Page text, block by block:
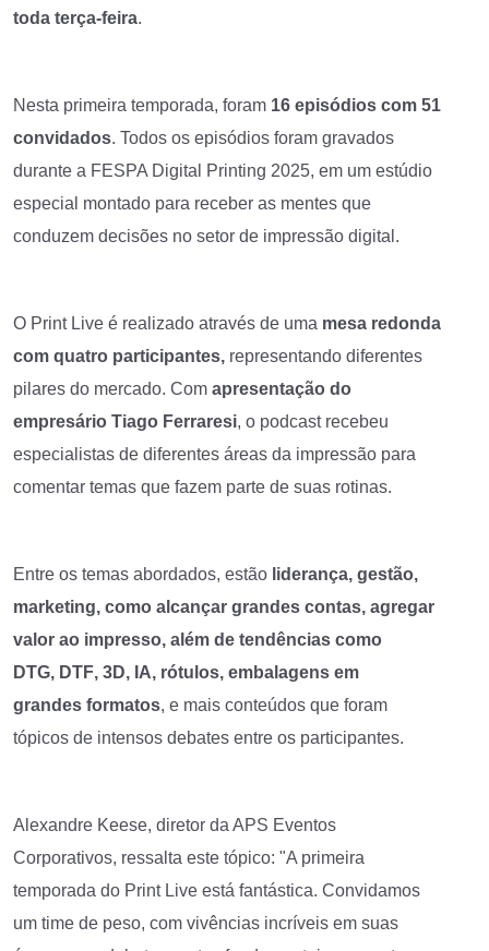
toda terça-feira.
Nesta primeira temporada, foram 16 episódios com 51
convidados. Todos os episódios foram gravados
durante a FESPA Digital Printing 2025, em um estúdio
especial montado para receber as mentes que
conduzem decisões no setor de impressão digital.
O Print Live é realizado através de uma mesa redonda
com quatro participantes, representando diferentes
pilares do mercado. Com apresentação do
empresário Tiago Ferraresi, o podcast recebeu
especialistas de diferentes áreas da impressão para
comentar temas que fazem parte de suas rotinas.
Entre os temas abordados, estão liderança, gestão,
marketing, como alcançar grandes contas, agregar
valor ao impresso, além de tendências como
DTG, DTF, 3D, IA, rótulos, embalagens em
grandes formatos, e mais conteúdos que foram
tópicos de intensos debates entre os participantes.
Alexandre Keese, diretor da APS Eventos
Corporativos, ressalta este tópico: "A primeira
temporada do Print Live está fantástica. Convidamos
um time de peso, com vivências incríveis em suas